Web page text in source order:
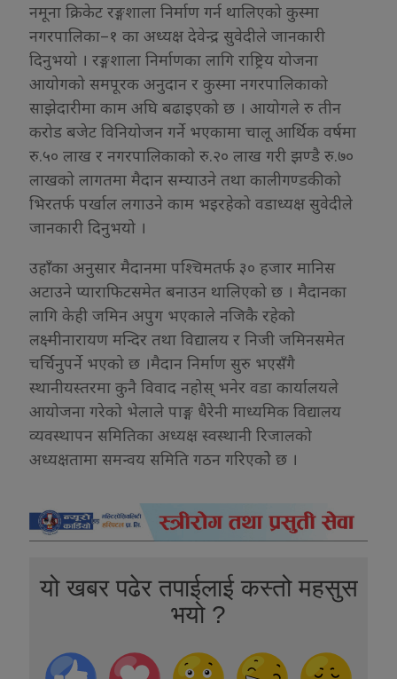
नमूना क्रिकेट रङ्गशाला निर्माण गर्न थालिएको कुस्मा
नगरपालिका–१ का अध्यक्ष देवेन्द्र सुवेदीले जानकारी
दिनुभयो । रङ्गशाला निर्माणका लागि राष्ट्रिय योजना
आयोगको समपूरक अनुदान र कुस्मा नगरपालिकाको
साझेदारीमा काम अघि बढाइएको छ । आयोगले रु तीन
करोड बजेट विनियोजन गर्ने भएकामा चालू आर्थिक वर्षमा
रु.५० लाख र नगरपालिकाको रु.२० लाख गरी झण्डै रु.७०
लाखको लागतमा मैदान सम्याउने तथा कालीगण्डकीको
भिरतर्फ पर्खाल लगाउने काम भइरहेको वडाध्यक्ष सुवेदीले
जानकारी दिनुभयो ।
उहाँका अनुसार मैदानमा पश्चिमतर्फ ३० हजार मानिस
अटाउने प्याराफिटसमेत बनाउन थालिएको छ । मैदानका
लागि केही जमिन अपुग भएकाले नजिकै रहेको
लक्ष्मीनारायण मन्दिर तथा विद्यालय र निजी जमिनसमेत
चर्चिनुपर्ने भएको छ ।मैदान निर्माण सुरु भएसँगै
स्थानीयस्तरमा कुनै विवाद नहोस् भनेर वडा कार्यालयले
आयोजना गरेको भेलाले पाङ्ग धैरेनी माध्यमिक विद्यालय
व्यवस्थापन समितिका अध्यक्ष स्वस्थानी रिजालको
अध्यक्षतामा समन्वय समिति गठन गरिएकोे छ ।
यो खबर पढेर तपाईलाई कस्तो महसुस
भयो ?